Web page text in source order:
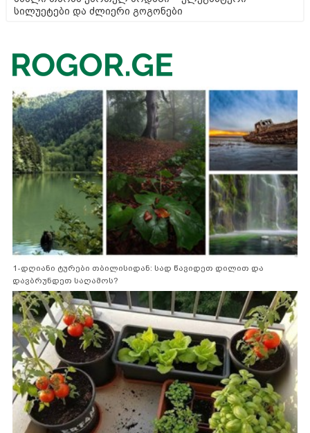
სილუეტები და ძლიერი გოგონები
1-დღიანი ტურები თბილისიდან: სად წავიდეთ დილით და
დავბრუნდეთ საღამოს?